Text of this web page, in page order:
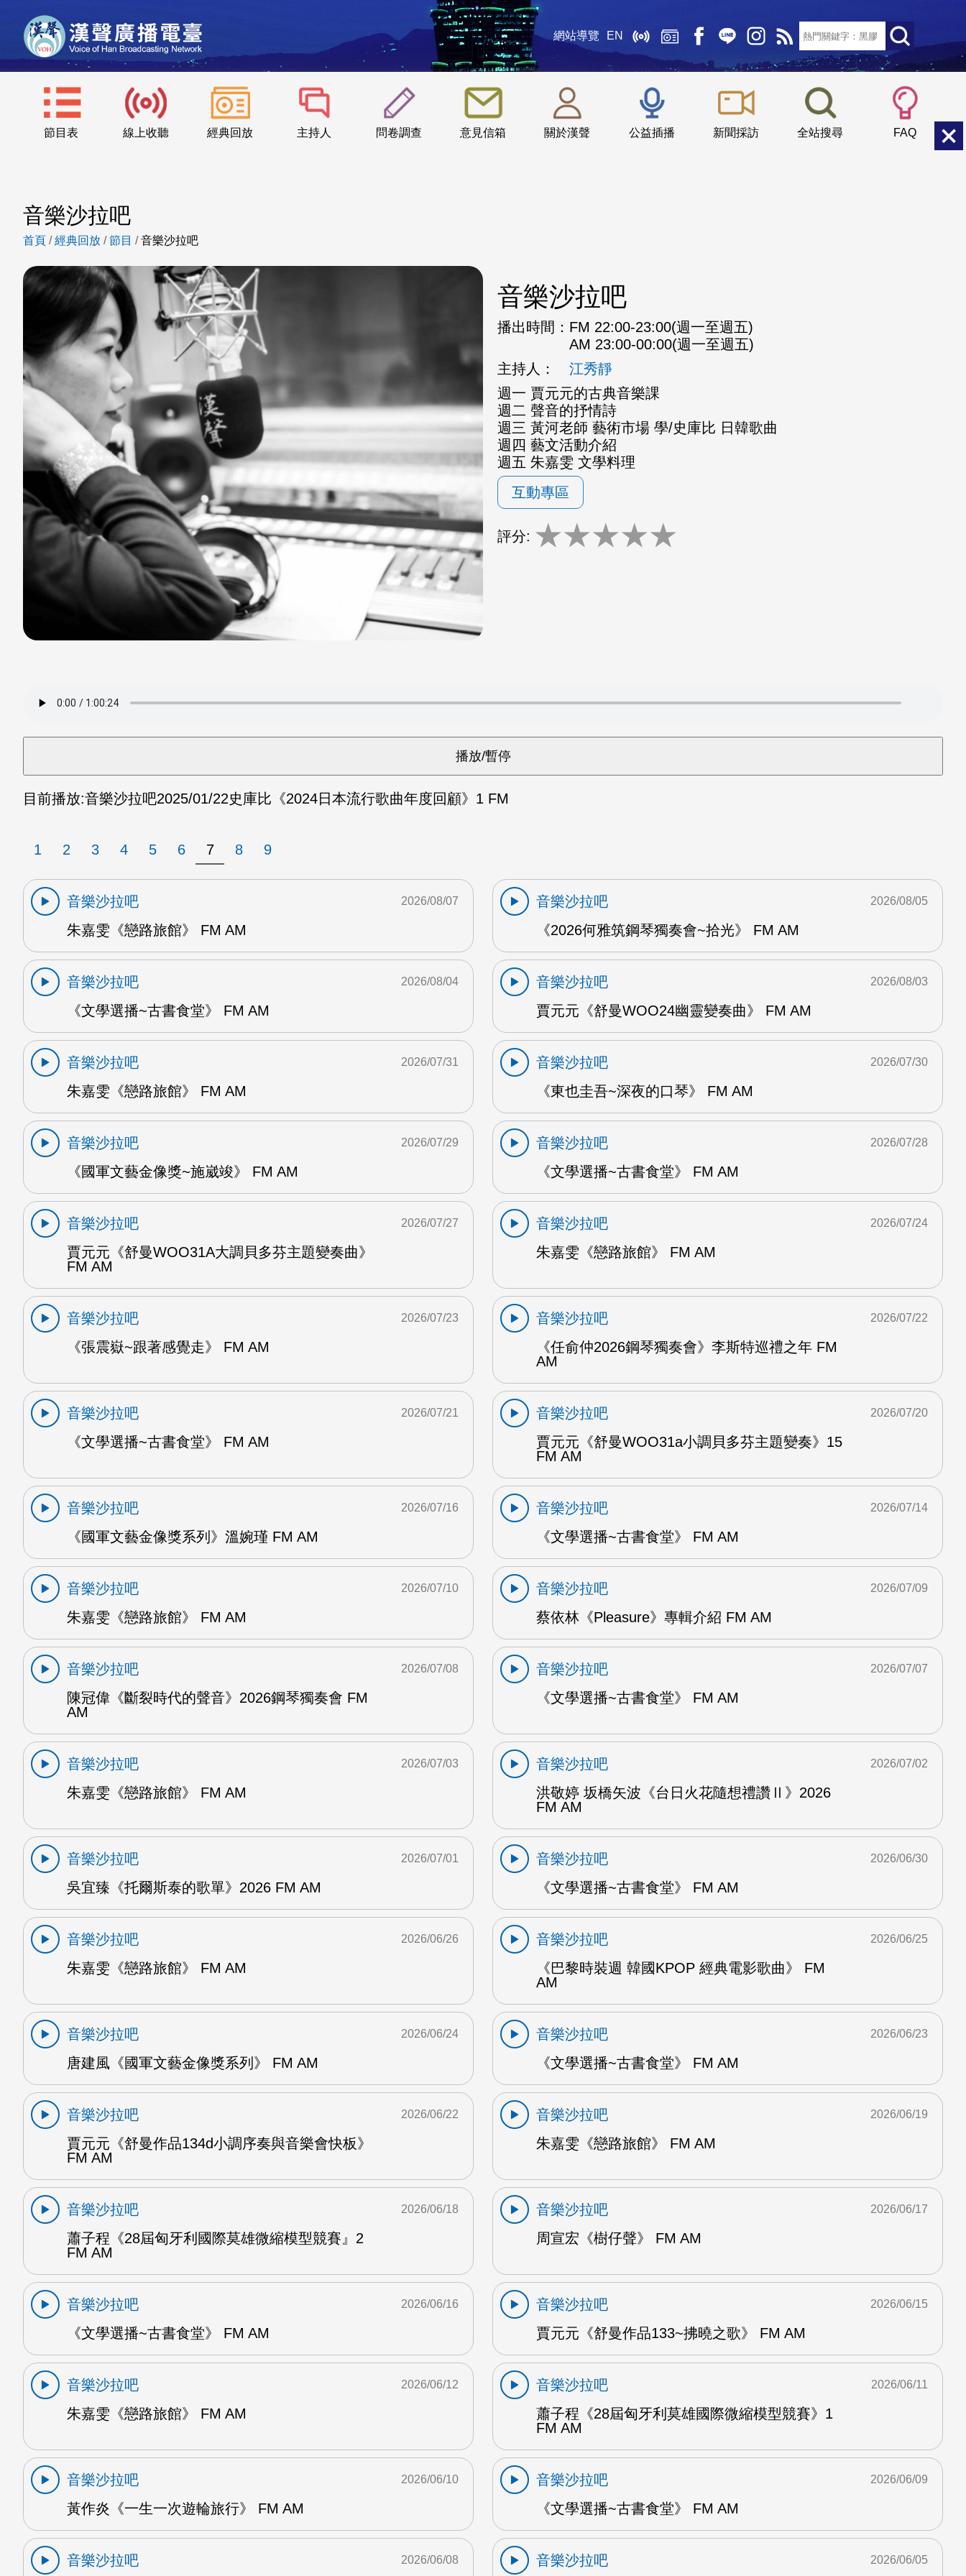
網站導覽 EN
節目表 線上收聽 經典回放 主持人 問卷調查 意見信箱 關於漢聲 公益插播 新聞採訪 全站搜尋 FAQ
::: 小 中
音樂沙拉吧
首頁 /經典回放 /節目 /音樂沙拉吧
音樂沙拉吧
播出時間： FM 22:00-23:00(週一至週五)
AM 23:00-00:00(週一至週五)
主持人：
江秀靜
週一 賈元元的古典音樂課
週二 聲音的抒情詩
週三 黃河老師 藝術市場 學/史庫比 日韓歌曲
週四 藝文活動介紹
週五 朱嘉雯 文學料理
互動專區
評分: ★★★★★
目前播放:音樂沙拉吧2025/01/22史庫比《2024日本流行歌曲年度回顧》1 FM
1 2 3 4 5 6 7 8 9
音樂沙拉吧
朱嘉雯《戀路旅館》 FM AM
2026/08/07
音樂沙拉吧
《2026何雅筑鋼琴獨奏會~拾光》 FM AM
2026/08/05
音樂沙拉吧
《文學選播~古書食堂》 FM AM
2026/08/04
音樂沙拉吧
賈元元《舒曼WOO24幽靈變奏曲》 FM AM
2026/08/03
音樂沙拉吧
朱嘉雯《戀路旅館》 FM AM
2026/07/31
音樂沙拉吧
《東也圭吾~深夜的口琴》 FM AM
2026/07/30
音樂沙拉吧
《國軍文藝金像獎~施崴竣》 FM AM
2026/07/29
音樂沙拉吧
《文學選播~古書食堂》 FM AM
2026/07/28
音樂沙拉吧
賈元元《舒曼WOO31A大調貝多芬主題變奏曲》
FM AM
2026/07/27
音樂沙拉吧
朱嘉雯《戀路旅館》 FM AM
2026/07/24
音樂沙拉吧
《張震嶽~跟著感覺走》 FM AM
2026/07/23
音樂沙拉吧
《任俞仲2026鋼琴獨奏會》李斯特巡禮之年 FM
AM
2026/07/22
音樂沙拉吧
《文學選播~古書食堂》 FM AM
2026/07/21
音樂沙拉吧
賈元元《舒曼WOO31a小調貝多芬主題變奏》15
FM AM
2026/07/20
音樂沙拉吧
《國軍文藝金像獎系列》溫婉瑾 FM AM
2026/07/16
音樂沙拉吧
《文學選播~古書食堂》 FM AM
2026/07/14
音樂沙拉吧
朱嘉雯《戀路旅館》 FM AM
2026/07/10
音樂沙拉吧
蔡依林《Pleasure》專輯介紹 FM AM
2026/07/09
音樂沙拉吧
陳冠偉《斷裂時代的聲音》2026鋼琴獨奏會 FM
AM
2026/07/08
音樂沙拉吧
《文學選播~古書食堂》 FM AM
2026/07/07
音樂沙拉吧
朱嘉雯《戀路旅館》 FM AM
2026/07/03
音樂沙拉吧
洪敬婷 坂橋矢波《台日火花隨想禮讚Ⅱ》2026
FM AM
2026/07/02
音樂沙拉吧
吳宜臻《托爾斯泰的歌單》2026 FM AM
2026/07/01
音樂沙拉吧
《文學選播~古書食堂》 FM AM
2026/06/30
音樂沙拉吧
朱嘉雯《戀路旅館》 FM AM
2026/06/26
音樂沙拉吧
《巴黎時裝週 韓國KPOP 經典電影歌曲》 FM
AM
2026/06/25
音樂沙拉吧
唐建風《國軍文藝金像獎系列》 FM AM
2026/06/24
音樂沙拉吧
《文學選播~古書食堂》 FM AM
2026/06/23
音樂沙拉吧
賈元元《舒曼作品134d小調序奏與音樂會快板》
FM AM
2026/06/22
音樂沙拉吧
朱嘉雯《戀路旅館》 FM AM
2026/06/19
音樂沙拉吧
蕭子程《28屆匈牙利國際莫雄微縮模型競賽』2
FM AM
2026/06/18
音樂沙拉吧
周宣宏《樹仔聲》 FM AM
2026/06/17
音樂沙拉吧
《文學選播~古書食堂》 FM AM
2026/06/16
音樂沙拉吧
賈元元《舒曼作品133~拂曉之歌》 FM AM
2026/06/15
音樂沙拉吧
朱嘉雯《戀路旅館》 FM AM
2026/06/12
音樂沙拉吧
蕭子程《28屆匈牙利莫雄國際微縮模型競賽》1
FM AM
2026/06/11
音樂沙拉吧
黃作炎《一生一次遊輪旅行》 FM AM
2026/06/10
音樂沙拉吧
《文學選播~古書食堂》 FM AM
2026/06/09
音樂沙拉吧 2026/06/08 音樂沙拉吧 2026/06/05